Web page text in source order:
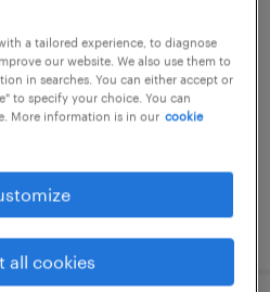
キング・梱包、調理
他（その他）
a tailored experience, to diagnose
our website. We also use them to
in searches. You can either accept or
to specify your choice. You can
More information is in our cookie
all cookies